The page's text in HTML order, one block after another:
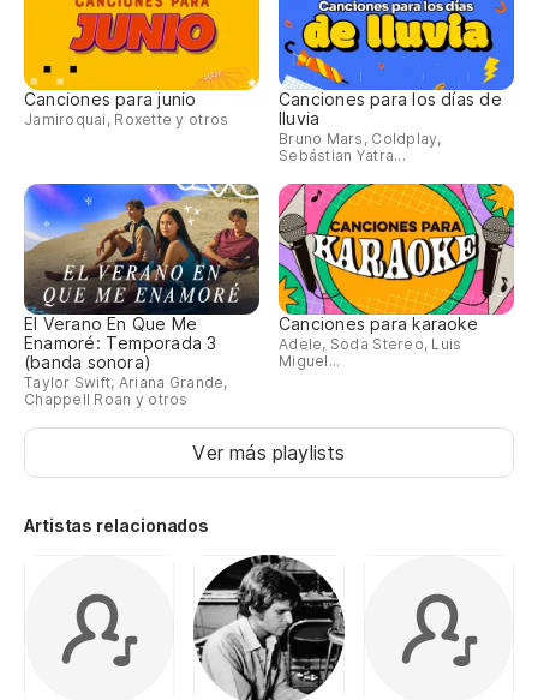
Canciones para junio
Jamiroquai, Roxette y otros
Canciones para los días de
lluvia
Bruno Mars, Coldplay,
Sebástian Yatra...
El Verano En Que Me
Enamoré: Temporada 3
(banda sonora)
Taylor Swift, Ariana Grande,
Chappell Roan y otros
Canciones para karaoke
Adele, Soda Stereo, Luis
Miguel...
Ver más playlists
Artistas relacionados